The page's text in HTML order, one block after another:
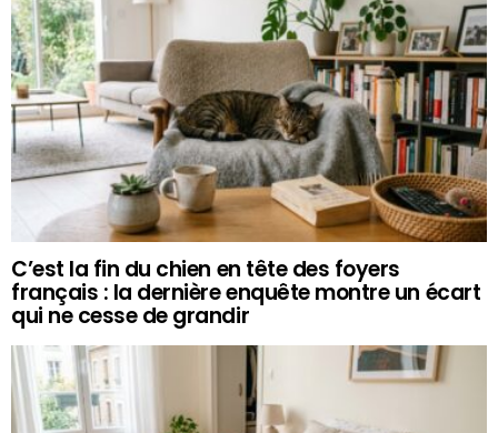
C’est la fin du chien en tête des foyers
français : la dernière enquête montre un écart
qui ne cesse de grandir